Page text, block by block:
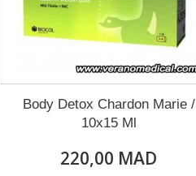
Body Detox Chardon Marie /
10x15 Ml
220,00 MAD